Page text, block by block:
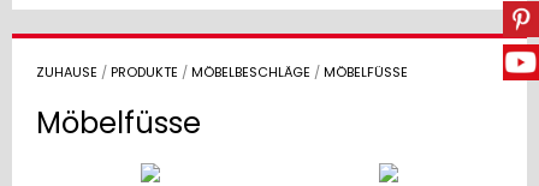
ZUHAUSE /PRODUKTE /MÖBELBESCHLÄGE /MÖBELFÜSSE
Möbelfüsse